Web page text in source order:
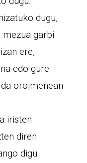
dugu,
mezua garbi
ere,
edo gure
oroimenean
iristen
diren
digu